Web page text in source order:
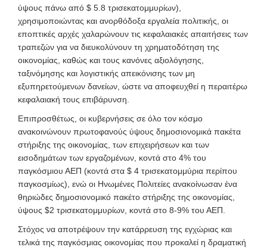
ύψους πάνω από $ 5.8 τρισεκατομμυρίων),
χρησιμοποιώντας και ανορθόδοξα εργαλεία πολιτικής, οι
εποπτικές αρχές χαλαρώνουν τις κεφαλαιακές απαιτήσεις των
τραπεζών για να διευκολύνουν τη χρηματοδότηση της
οικονομίας, καθώς και τους κανόνες αξιολόγησης,
ταξινόμησης και λογιστικής απεικόνισης των μη
εξυπηρετούμενων δανείων, ώστε να αποφευχθεί η περαιτέρω
κεφαλαιακή τους επιβάρυνση.
Επιπροσθέτως, οι κυβερνήσεις σε όλο τον κόσμο
ανακοινώνουν πρωτοφανούς ύψους δημοσιονομικά πακέτα
στήριξης της οικονομίας, των επιχειρήσεων και των
εισοδημάτων των εργαζομένων, κοντά στο 4% του
παγκόσμιου ΑΕΠ (κοντά στα $ 4 τρισεκατομμύρια περίπου
παγκοσμίως), ενώ οι Ηνωμένες Πολιτείες ανακοίνωσαν ένα
θηριώδες δημοσιονομικό πακέτο στήριξης της οικονομίας,
ύψους $2 τρισεκατομμυρίων, κοντά στο 8-9% του ΑΕΠ.
Στόχος να αποτρέψουν την κατάρρευση της εγχώριας και
τελικά της παγκόσμιας οικονομίας που προκαλεί η δραματική